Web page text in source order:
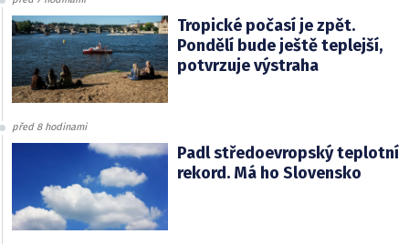
Tropické počasí je zpět.
Pondělí bude ještě teplejší,
potvrzuje výstraha
před 8 hodinami
Padl středoevropský teplotní
rekord. Má ho Slovensko